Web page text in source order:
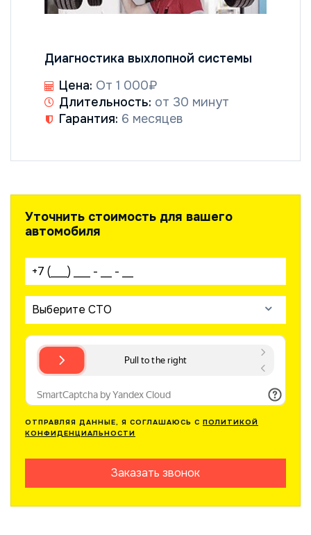
Диагностика выхлопной системы
Цена: От 1 000₽
Длительность: от 30 минут
Гарантия: 6 месяцев
Уточнить стоимость для вашего
автомобиля
Ваш телефон:
Выберите СТО
ОТПРАВЛЯЯ ДАННЫЕ, Я СОГЛАШАЮСЬ С ПОЛИТИКОЙ
КОНФИДЕНЦИАЛЬНОСТИ
Заказать звонок